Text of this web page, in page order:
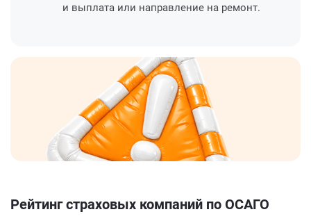
и выплата или направление на ремонт.
Рейтинг страховых компаний по ОСАГО